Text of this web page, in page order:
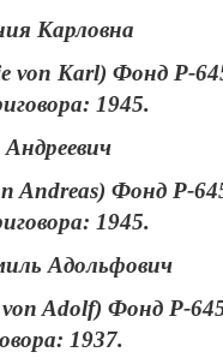
Карловна
von Karl) Фонд Р-
1945.
Andreas) Фонд Р-
1945.
Адольфович
Adolf) Фонд Р-
1937.